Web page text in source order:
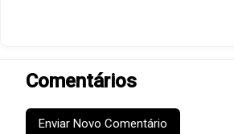
Comentários
Enviar Novo Comentário